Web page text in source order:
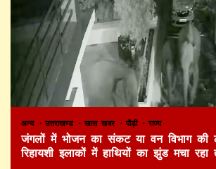
अन्य उत्तराखण्ड खास खबर पौड़ी राज्य
जंगलों में भोजन का संकट या वन विभाग की
रिहायशी इलाकों में हाथियों का झुंड मचा रहा